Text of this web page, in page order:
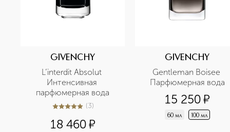
GIVENCHY
L’interdit Absolut
Интенсивная
парфюмерная вода
5из 53 (3)
18 460¤
GIVENCHY
Gentleman Boisee
Парфюмерная вода
15 250¤
60 мл 100 мл